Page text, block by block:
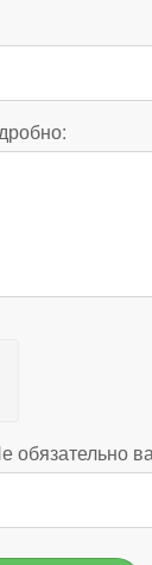
обязательно